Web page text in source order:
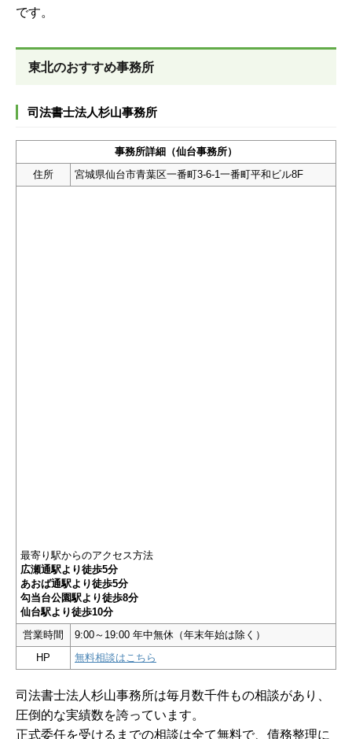
です。
東北のおすすめ事務所
司法書士法人杉山事務所
事務所詳細（仙台事務所）
住所
宮城県仙台市青葉区一番町3-6-1一番町平和ビル8F
最寄り駅からのアクセス方法
広瀬通駅より徒歩5分
あおば通駅より徒歩5分
勾当台公園駅より徒歩8分
仙台駅より徒歩10分
営業時間
9:00～19:00 年中無休（年末年始は除く）
HP
無料相談はこちら
司法書士法人杉山事務所は毎月数千件もの相談があり、
圧倒的な実績数を誇っています。
正式委任を受けるまでの相談は全て無料で、債務整理に